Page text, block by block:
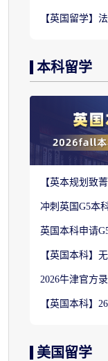
【英国留学】
本科留学
【英本规划致
冲刺英国G5本
英国本科申请
【英国本科】
2026牛津官方
【英国本科】
美国留学